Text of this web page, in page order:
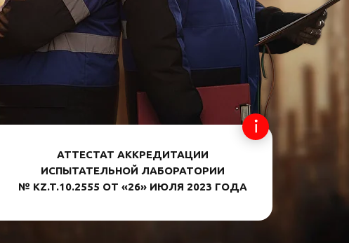
АТТЕСТАТ АККРЕДИТАЦИИ
ИСПЫТАТЕЛЬНОЙ ЛАБОРАТОРИИ
№ KZ.T.10.2555 ОТ «26» ИЮЛЯ 2023 ГОДА